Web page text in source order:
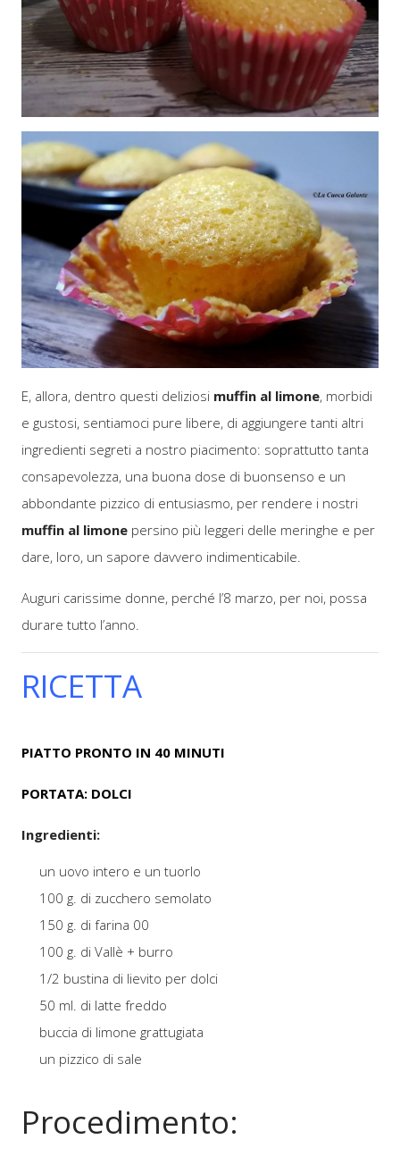
E, allora, dentro questi deliziosi muffin al limone, morbidi
e gustosi, sentiamoci pure libere, di aggiungere tanti altri
ingredienti segreti a nostro piacimento: soprattutto tanta
consapevolezza, una buona dose di buonsenso e un
abbondante pizzico di entusiasmo, per rendere i nostri
muffin al limone persino più leggeri delle meringhe e per
dare, loro, un sapore davvero indimenticabile.
Auguri carissime donne, perché l’8 marzo, per noi, possa
durare tutto l’anno.
RICETTA
PIATTO PRONTO IN 40 MINUTI
PORTATA: DOLCI
Ingredienti:
un uovo intero e un tuorlo
100 g. di zucchero semolato
150 g. di farina 00
100 g. di Vallè + burro
1/2 bustina di lievito per dolci
50 ml. di latte freddo
buccia di limone grattugiata
un pizzico di sale
Procedimento: